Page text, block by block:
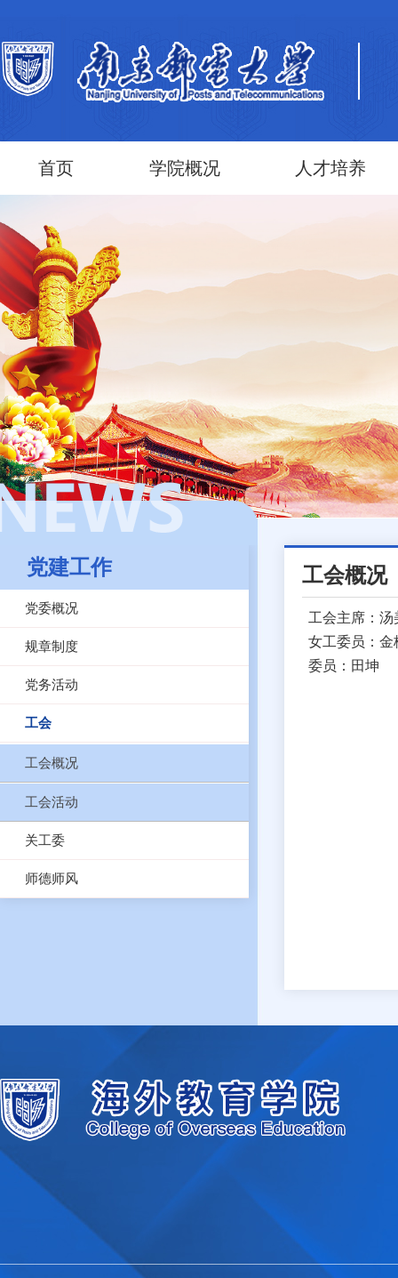
首页 学院概况 人才培养
党建工作
党委概况
规章制度
党务活动
工会
工会概况
工会活动
关工委
师德师风
工会概况
工会主席：汤
女工委员：金
委员：田坤